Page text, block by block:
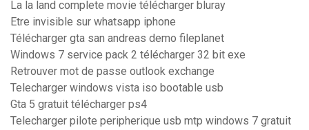
La la land complete movie télécharger bluray
Etre invisible sur whatsapp iphone
Télécharger gta san andreas demo fileplanet
Windows 7 service pack 2 télécharger 32 bit exe
Retrouver mot de passe outlook exchange
Telecharger windows vista iso bootable usb
Gta 5 gratuit télécharger ps4
Telecharger pilote peripherique usb mtp windows 7 gratuit